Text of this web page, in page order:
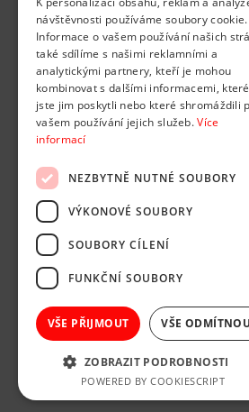
Můj účet
Najdete nás
Chcete pravidelně
novinkách a
Copyright © 2026 Optika Zlín.
návštěvnosti používáme soubory cookie.
Informace o vašem používání našich
také sdílíme s našimi reklamními a
analytickými partnery, kteří je mohou
kombinovat s dalšími informacemi, které
jste jim poskytli nebo které shromáždili
vašem používání jejich služeb.Více
informací
NEZBYTNĚ NUTNÉ SOUBORY
VÝKONOVÉ SOUBORY
SOUBORY CÍLENÍ
FUNKČNÍ SOUBORY
VŠE PŘIJMOUT VŠE
ZOBRAZIT PODROBNOSTI
POWERED BY COOKIESCRIPT